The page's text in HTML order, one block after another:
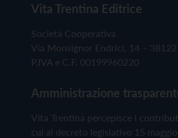
Vita Trentina Editrice
Società Cooperativa
Via Monsignor Endrici, 14 –
P.IVA e C.F. 00199960220
Amministrazione
Vita Trentina percepisce i
cui al decreto legislativo 15